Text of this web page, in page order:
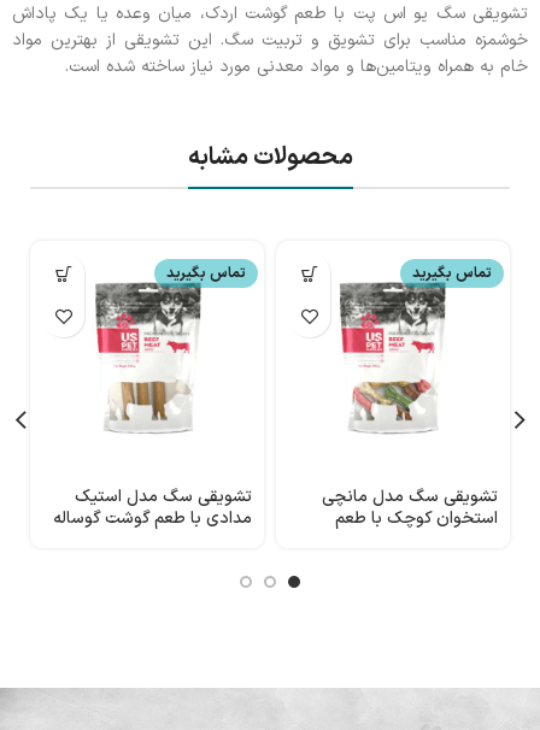
تشویقی سگ یو اس پت با طعم گوشت اردک، میان وعده‌ یا یک پاداش
خوشمزه مناسب برای تشویق و تربیت سگ. این تشویقی از بهترین مواد
خام به همراه ویتامین‌ها و مواد معدنی مورد نیاز ساخته شده است.
محصولات مشابه
تماس بگیرید
تشویقی سگ مدل مانچی
استخوان کوچک با طعم
تماس بگیرید
تشویقی سگ مدل استیک
مدادی با طعم گوشت گوساله